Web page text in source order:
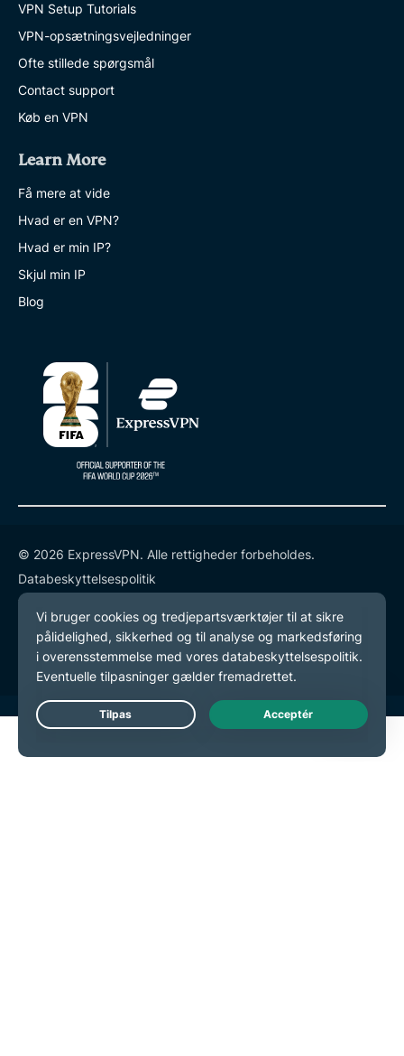
VPN Setup Tutorials
VPN-opsætningsvejledninger
Ofte stillede spørgsmål
Contact support
Køb en VPN
Learn More
Få mere at vide
Hvad er en VPN?
Hvad er min IP?
Skjul min IP
Blog
© 2026 ExpressVPN. Alle rettigheder forbeholdes.
Databeskyttelsespolitik
Tjenestevilkår
Cookie-præferencer
Live Chat